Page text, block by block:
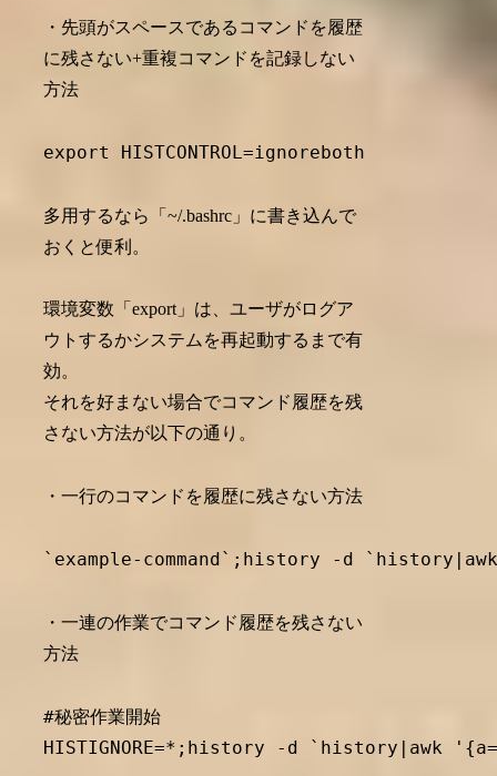
・先頭がスペースであるコマンドを履歴
に残さない+重複コマンドを記録しない
方法
多用するなら「~/.bashrc」に書き込んで
おくと便利。
環境変数「export」は、ユーザがログア
ウトするかシステムを再起動するまで有
効。
それを好まない場合でコマンド履歴を残
さない方法が以下の通り。
・一行のコマンドを履歴に残さない方法
・一連の作業でコマンド履歴を残さない
方法
#秘密作業開始
HISTIGNORE=*;history -d `history|awk